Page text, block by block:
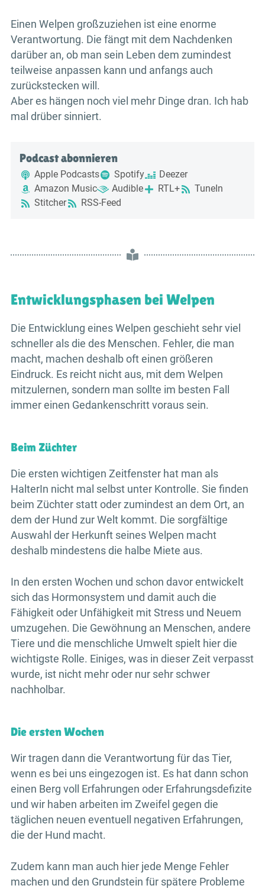
Einen Welpen großzuziehen ist eine enorme
Verantwortung. Die fängt mit dem Nachdenken
darüber an, ob man sein Leben dem zumindest
teilweise anpassen kann und anfangs auch
zurückstecken will.
Aber es hängen noch viel mehr Dinge dran. Ich hab
mal drüber sinniert.
Podcast abonnieren
Apple Podcasts Spotify
Deezer
Amazon Music
Audible RTL+
TuneIn
Stitcher
RSS-Feed
Entwicklungsphasen bei Welpen
Die Entwicklung eines Welpen geschieht sehr viel
schneller als die des Menschen. Fehler, die man
macht, machen deshalb oft einen größeren
Eindruck. Es reicht nicht aus, mit dem Welpen
mitzulernen, sondern man sollte im besten Fall
immer einen Gedankenschritt voraus sein.
Beim Züchter
Die ersten wichtigen Zeitfenster hat man als
HalterIn nicht mal selbst unter Kontrolle. Sie finden
beim Züchter statt oder zumindest an dem Ort, an
dem der Hund zur Welt kommt. Die sorgfältige
Auswahl der Herkunft seines Welpen macht
deshalb mindestens die halbe Miete aus.
In den ersten Wochen und schon davor entwickelt
sich das Hormonsystem und damit auch die
Fähigkeit oder Unfähigkeit mit Stress und Neuem
umzugehen. Die Gewöhnung an Menschen, andere
Tiere und die menschliche Umwelt spielt hier die
wichtigste Rolle. Einiges, was in dieser Zeit verpasst
wurde, ist nicht mehr oder nur sehr schwer
nachholbar.
Die ersten Wochen
Wir tragen dann die Verantwortung für das Tier,
wenn es bei uns eingezogen ist. Es hat dann schon
einen Berg voll Erfahrungen oder Erfahrungsdefizite
und wir haben arbeiten im Zweifel gegen die
täglichen neuen eventuell negativen Erfahrungen,
die der Hund macht.
Zudem kann man auch hier jede Menge Fehler
machen und den Grundstein für spätere Probleme